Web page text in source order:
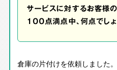
サービスに対するお客様
100点満点中、何点でしょ
倉庫の片付けを依頼しました